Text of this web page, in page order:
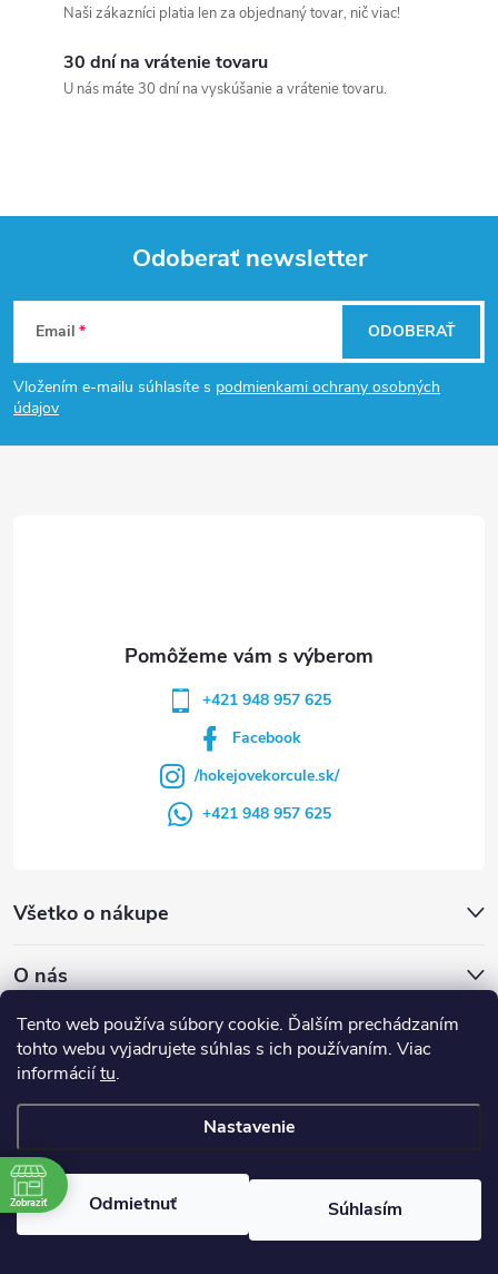
Tento web používa súbory cookie. Ďalším prechádzaním
tohto webu vyjadrujete súhlas s ich používaním. Viac
informáciítu.
Nastavenie
Odmietnuť Súhlasím
Naši zákazníci platia len za objednaný tovar, nič viac!
30 dní na vrátenie tovaru
U nás máte 30 dní na vyskúšanie a vrátenie tovaru.
Z
á
p
Odoberať newsletter
Email
Vložením e-mailu súhlasíte s podmienkami ochrany osobných
údajov
ODOBERAŤ
Všetko o nákupe
O nás
Poradňa
Naše služby
Blog
Facebook
+421 948 957 625
Facebook
/hokejovekorcule.sk/
+421 948 957 625
Zobraziť